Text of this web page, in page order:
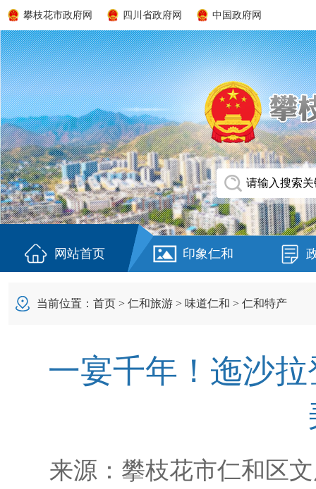
攀枝花市政府网 四川省政府网 中国政府网
网站首页 印象仁和
当前位置： 首页 > 仁和旅游 > 味道仁和 > 仁和特产
一宴千年！迤沙
来源： 攀枝花市仁和区